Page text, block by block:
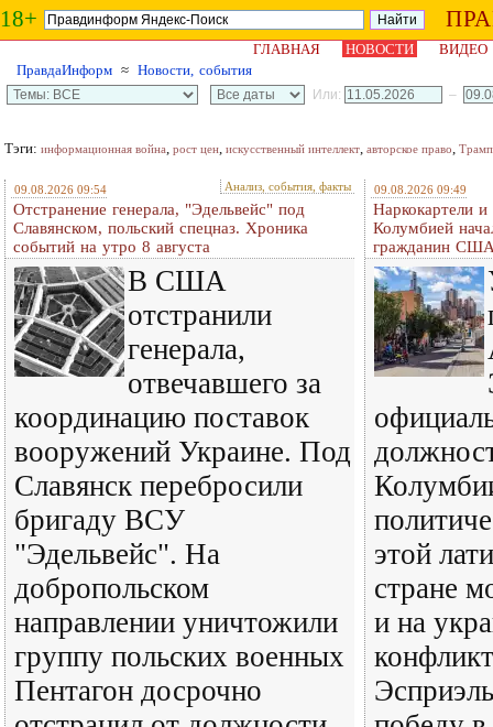
18+
ГЛАВНАЯ НОВОСТИ
ВИДЕО
ПравдаИнформ ≈ Новости, события
Или: –
Тэги: информационная война, рост цен, искусственный интеллект, авторское право, Трамп
09.08.2026 09:54 Анализ, события, факты
Отстранение генерала, "Эдельвейс" под
Славянском, польский спецназ. Хроника
событий на утро 8 августа
В США
отстранили
генерала,
отвечавшего за
координацию поставок
вооружений Украине. Под
Славянск перебросили
бригаду ВСУ
"Эдельвейс". На
добропольском
направлении уничтожили
группу польских военных
Пентагон досрочно
09.08.2026 09:49
Наркокартели
Колумбией
гражданин
этой
стране
и на